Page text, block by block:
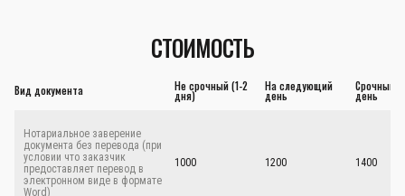
СТОИМОСТЬ
Вид документа Не срочный (1-2
дня)
На следующий
день
Срочный -
день
Нотариальное заверение
документа без перевода (при
условии что заказчик
предоставляет перевод в
электронном виде в формате
Word)
1000 1200 1400